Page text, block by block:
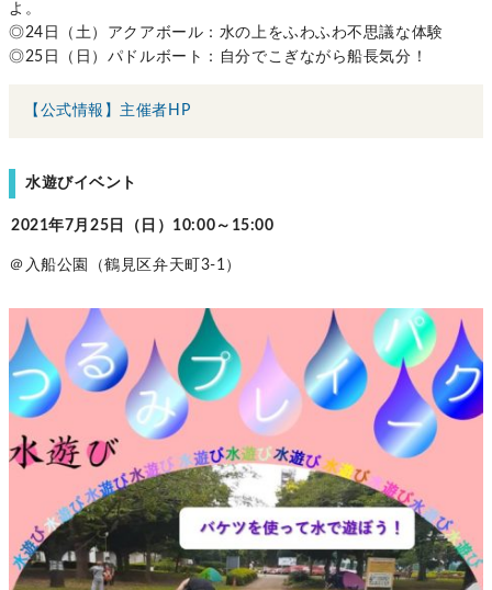
よ。
◎24日（土）アクアボール：水の上をふわふわ不思議な体験
◎25日（日）パドルボート：自分でこぎながら船長気分！
【公式情報】主催者HP
水遊びイベント
2021年7月25日（日）10:00～15:00
＠入船公園（鶴見区弁天町3-1）